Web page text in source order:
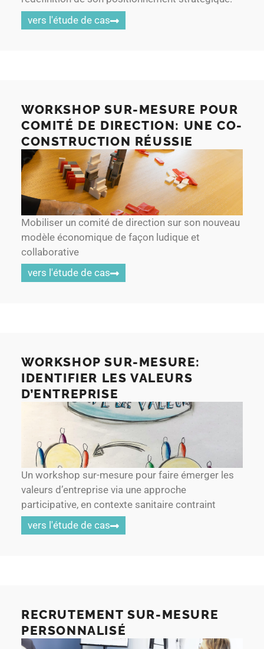
vers l'étude de cas
WORKSHOP SUR-MESURE POUR
COMITÉ DE DIRECTION: UNE CO-
CONSTRUCTION RÉUSSIE
Mobiliser un comité de direction sur son nouveau
modèle économique de façon ludique et
collaborative
vers l'étude de cas
WORKSHOP SUR-MESURE:
IDENTIFIER LES VALEURS
D’ENTREPRISE
Un workshop sur-mesure pour faire émerger les
valeurs d’entreprise via une approche
participative, en contexte sanitaire contraint
vers l'étude de cas
RECRUTEMENT SUR-MESURE
PERSONNALISÉ